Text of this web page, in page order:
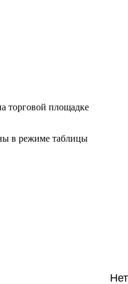
торговой площадке
в режиме таблицы